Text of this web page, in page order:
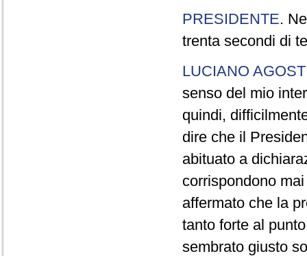
PRESIDENTE.
trenta secondi di
LUCIANO
senso del mio
quindi,
dire che il
abituato a
corrispondono
affermato che la
tanto forte al
sembrato giusto